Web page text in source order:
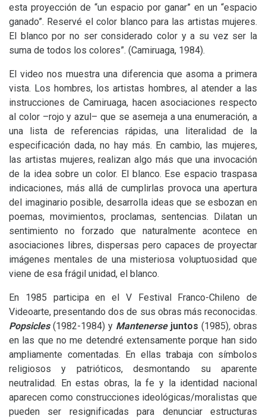
esta proyección de “un espacio por ganar” en un “espacio
ganado”. Reservé el color blanco para las artistas mujeres.
El blanco por no ser considerado color y a su vez ser la
suma de todos los colores”. (Camiruaga, 1984).
El video nos muestra una diferencia que asoma a primera
vista. Los hombres, los artistas hombres, al atender a las
instrucciones de Camiruaga, hacen asociaciones respecto
al color –rojo y azul– que se asemeja a una enumeración, a
una lista de referencias rápidas, una literalidad de la
especificación dada, no hay más. En cambio, las mujeres,
las artistas mujeres, realizan algo más que una invocación
de la idea sobre un color. El blanco. Ese espacio traspasa
indicaciones, más allá de cumplirlas provoca una apertura
del imaginario posible, desarrolla ideas que se esbozan en
poemas, movimientos, proclamas, sentencias. Dilatan un
sentimiento no forzado que naturalmente acontece en
asociaciones libres, dispersas pero capaces de proyectar
imágenes mentales de una misteriosa voluptuosidad que
viene de esa frágil unidad, el blanco.
En 1985 participa en el V Festival Franco-Chileno de
Videoarte, presentando dos de sus obras más reconocidas.
Popsicles (1982-1984) y Mantenersejuntos (1985), obras
en las que no me detendré extensamente porque han sido
ampliamente comentadas. En ellas trabaja con símbolos
religiosos y patrióticos, desmontando su aparente
neutralidad. En estas obras, la fe y la identidad nacional
aparecen como construcciones ideológicas/moralistas que
pueden ser resignificadas para denunciar estructuras